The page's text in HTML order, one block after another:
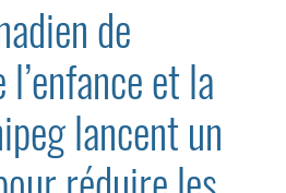
de
et la
lancent un